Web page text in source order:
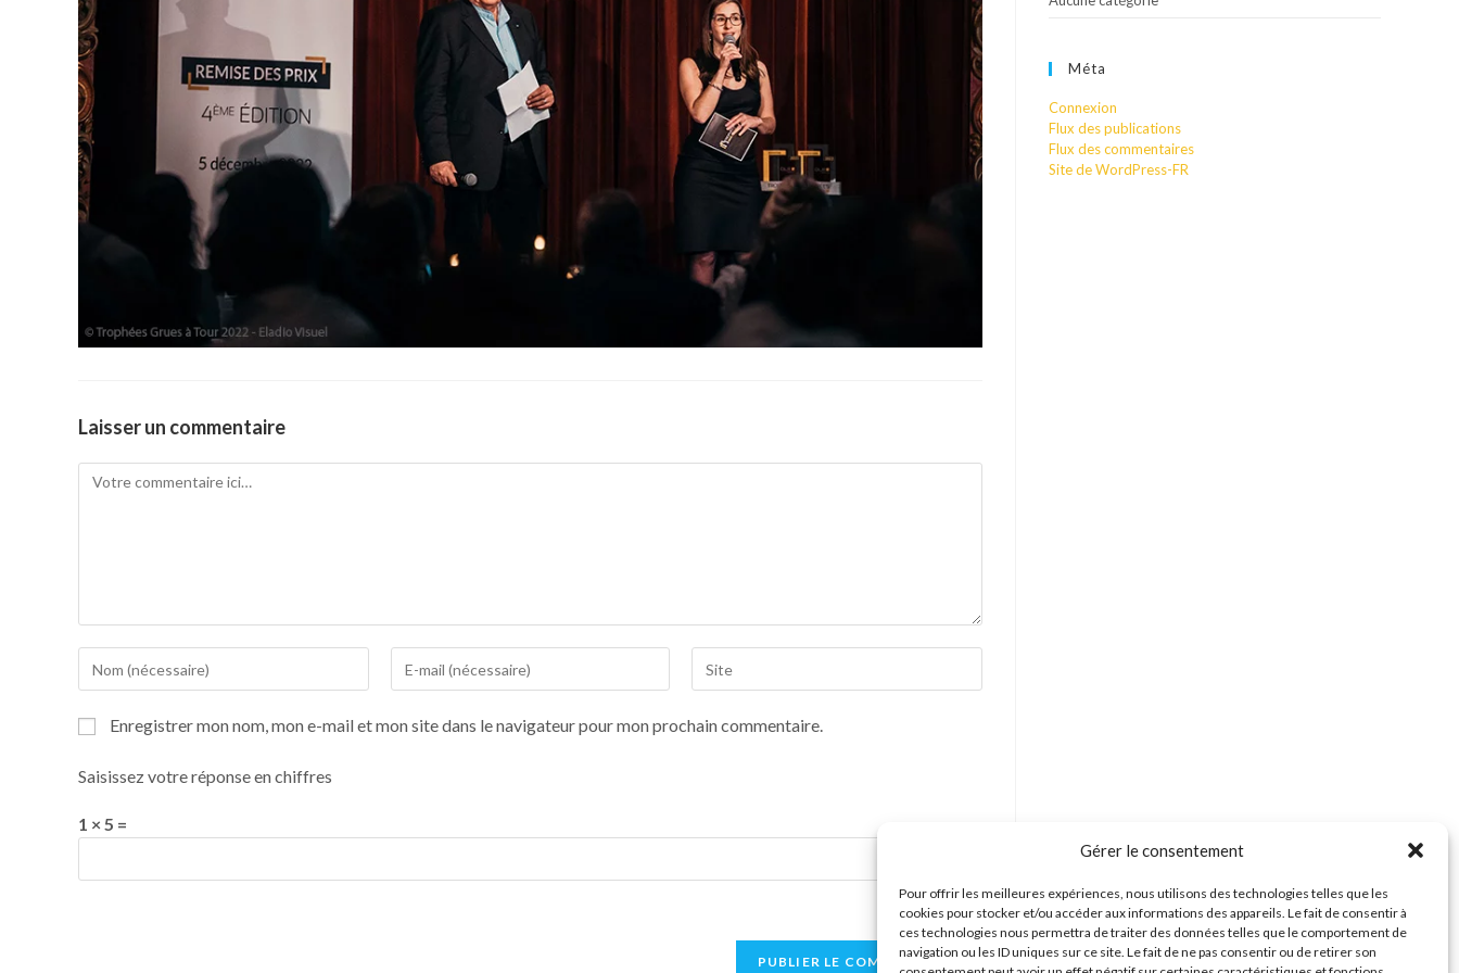
Gérer le consentement
Pour offrir les meilleures expériences, nous utilisons des technologies telles que les
cookies pour stocker et/ou accéder aux informations des appareils. Le fait de consentir à
ces technologies nous permettra de traiter des données telles que le comportement de
navigation ou les ID uniques sur ce site. Le fait de ne pas consentir ou de retirer son
Laisser un commentaire
Enregistrer mon nom, mon e-mail et mon site dans le navigateur pour mon prochain commentaire.
Saisissez votre réponse en chiffres
1 × 5 =
Méta
Connexion
Flux des publications
Flux des commentaires
Site de WordPress-FR